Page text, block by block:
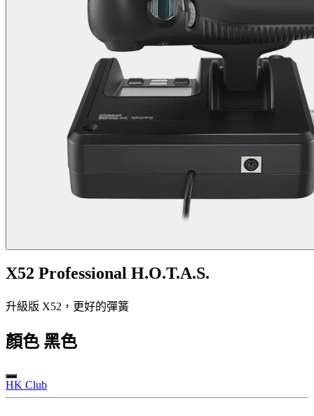
X52 Professional H.O.T.A.S.
升級版 X52，更好的彈簧
顏色 黑色
HK Club